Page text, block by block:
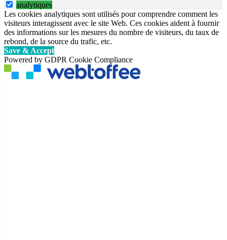
analytiques
Les cookies analytiques sont utilisés pour comprendre comment les
visiteurs interagissent avec le site Web. Ces cookies aident à fournir
des informations sur les mesures du nombre de visiteurs, du taux de
rebond, de la source du trafic, etc.
Save & Accept
Powered by GDPR Cookie Compliance